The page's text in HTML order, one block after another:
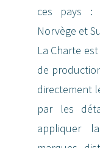
ces pays :
Norvège et
La Charte
de
directement
par les
appliquer